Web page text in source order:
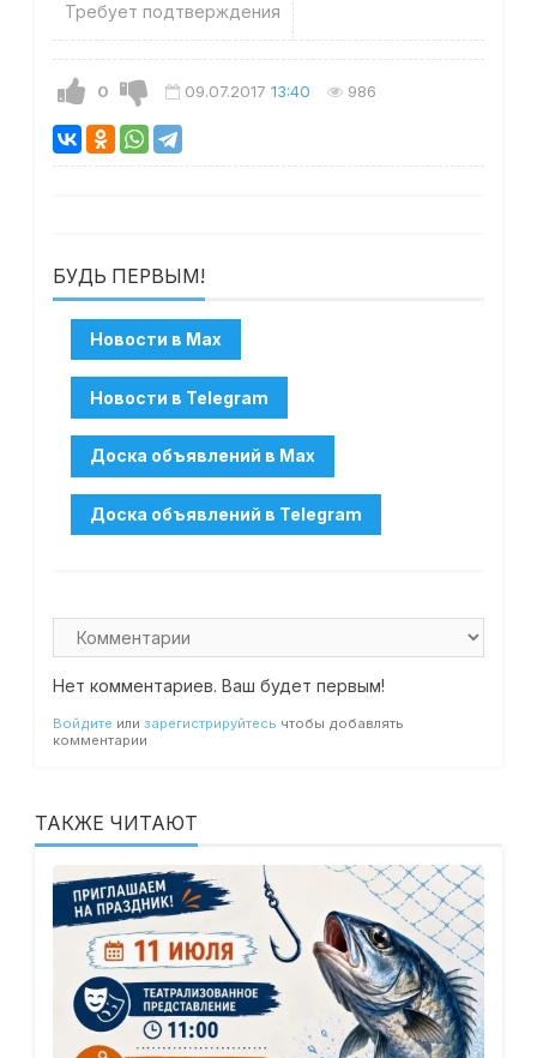
Требует подтверждения
0 09.07.2017 13:40 986
БУДЬ ПЕРВЫМ!
Нет комментариев. Ваш будет первым!
Войдите или зарегистрируйтесь чтобы добавлять
комментарии
ТАКЖЕ ЧИТАЮТ